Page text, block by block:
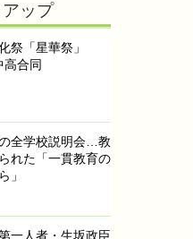
ップ
祭「星華祭」
合同
全学校説明会…教
れた「一貫教育の
」
一人者・生坂政臣